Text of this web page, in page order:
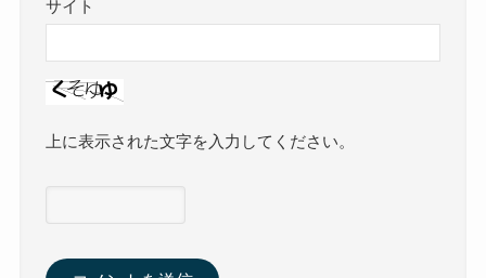
サイト
上に表示された文字を入力してください。